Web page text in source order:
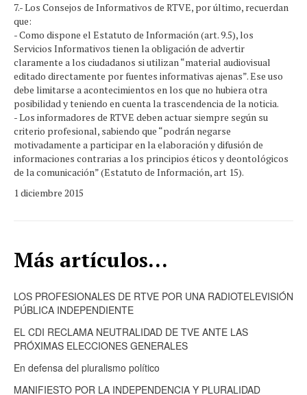
7.- Los Consejos de Informativos de RTVE, por último, recuerdan
que:
- Como dispone el Estatuto de Información (art. 9.5), los
Servicios Informativos tienen la obligación de advertir
claramente a los ciudadanos si utilizan “material audiovisual
editado directamente por fuentes informativas ajenas”. Ese uso
debe limitarse a acontecimientos en los que no hubiera otra
posibilidad y teniendo en cuenta la trascendencia de la noticia.
- Los informadores de RTVE deben actuar siempre según su
criterio profesional, sabiendo que “podrán negarse
motivadamente a participar en la elaboración y difusión de
informaciones contrarias a los principios éticos y deontológicos
de la comunicación” (Estatuto de Información, art 15).
1 diciembre 2015
Más artículos...
LOS PROFESIONALES DE RTVE POR UNA RADIOTELEVISIÓN
PÚBLICA INDEPENDIENTE
EL CDI RECLAMA NEUTRALIDAD DE TVE ANTE LAS
PRÓXIMAS ELECCIONES GENERALES
En defensa del pluralismo político
MANIFIESTO POR LA INDEPENDENCIA Y PLURALIDAD